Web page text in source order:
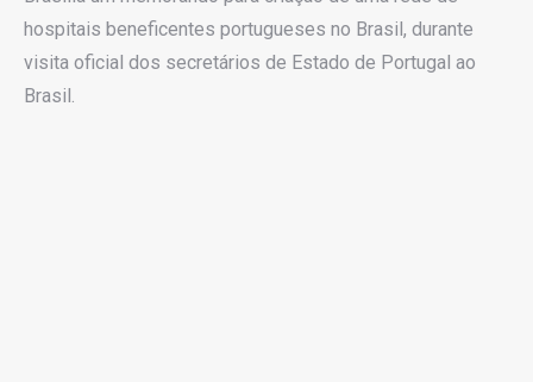
hospitais beneficentes portugueses no Brasil, durante
visita oficial dos secretários de Estado de Portugal ao
Brasil.